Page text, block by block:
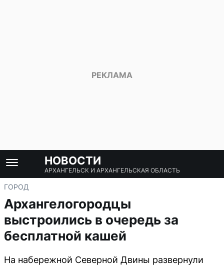
НОВОСТИ
АРХАНГЕЛЬСК И АРХАНГЕЛЬСКАЯ ОБЛАСТЬ
ГОРОД
Архангелогородцы
выстроились в очередь за
бесплатной кашей
На набережной Северной Двины развернули